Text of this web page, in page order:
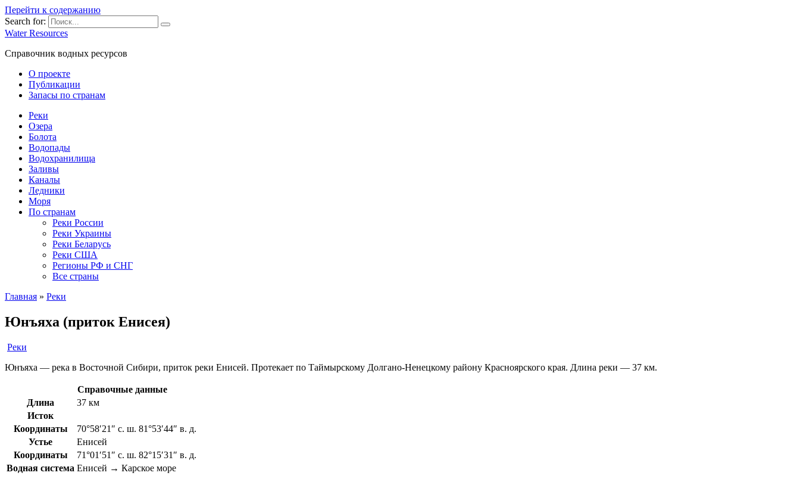
Перейти к содержанию
Search for:
Water Resources
Справочник водных ресурсов
О проекте
Публикации
Запасы по странам
Реки
Озера
Болота
Водопады
Водохранилища
Заливы
Каналы
Ледники
Моря
По странам
Реки России
Реки Украины
Реки Беларусь
Реки США
Регионы РФ и СНГ
Все страны
Главная » Реки
Юнъяха (приток Енисея)
Реки
Юнъяха — река в Восточной Сибири, приток реки Енисей. Протекает по Таймырскому Долгано-Ненецкому району Красноярского края. Длина реки — 37 км.
Справочные данные
Длина
37 км
Исток
Координаты
70°58′21″ с. ш. 81°53′44″ в. д.
Устье
Енисей
Координаты
71°01′51″ с. ш. 82°15′31″ в. д.
Водная система Енисей → Карское море